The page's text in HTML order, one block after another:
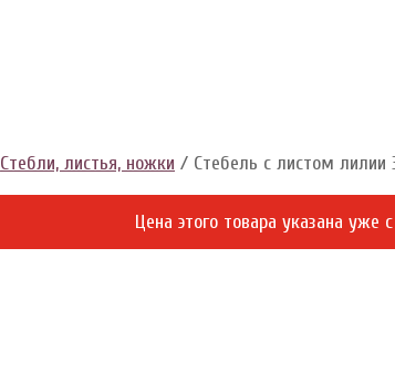
Стебли, листья, ножки / Стебель с листом
Цена этого товара указана уже